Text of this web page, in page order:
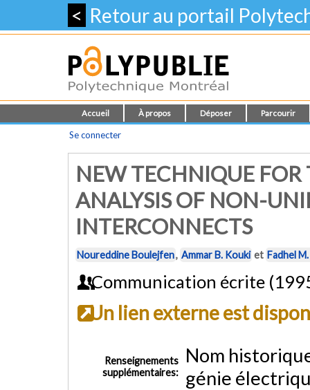
< Retour au portail
Accueil À propos Déposer Parcourir
Se connecter
NEW TECHNIQUE
ANALYSIS OF NON-
INTERCONNECTS
Noureddine Boulejfen, Ammar B. Kouki et Fadhel
Communication écrite
Un lien externe est
Renseignements
supplémentaires:
Nom
génie